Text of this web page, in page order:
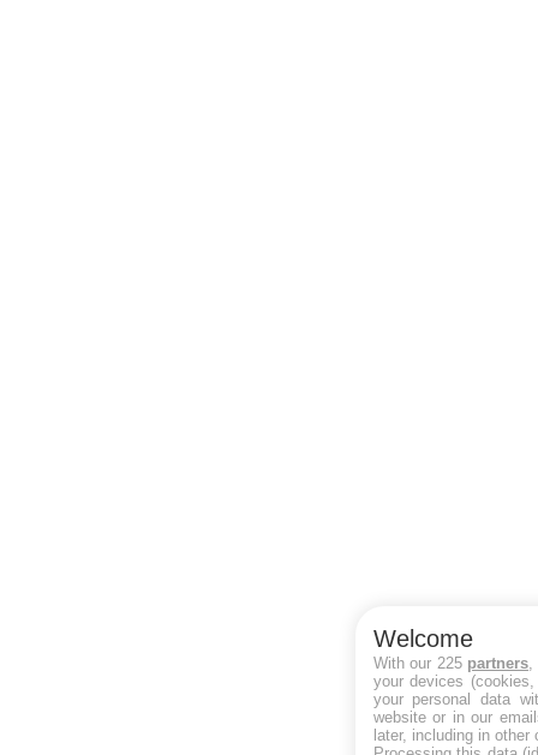
Welcome
With our 225 partners
your devices
your personal data
website or in our
later, including in other